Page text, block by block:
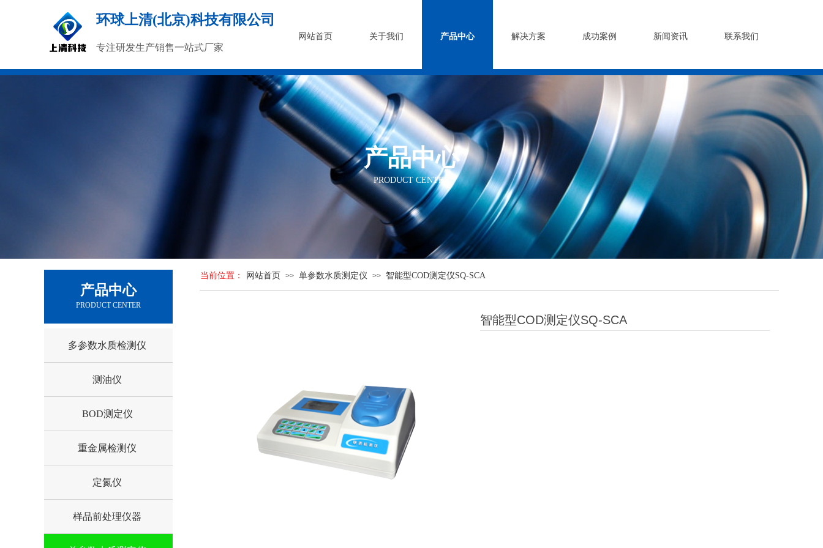
环球上清(北京)科技有限公司
网站首页 关于我们 产品中心 解决方案 成功案例 新闻资讯 联系我们
专注研发生产销售一站式厂家
产品中心
PRODUCT CENTER
当前位置：
产品中心
PRODUCT CENTER
网站首页 >> 单参数水质测定仪 >> 智能型COD测定仪SQ-SCA
智能型COD测定仪SQ-SCA
多参数水质检测仪
测油仪
BOD测定仪
重金属检测仪
定氮仪
样品前处理仪器